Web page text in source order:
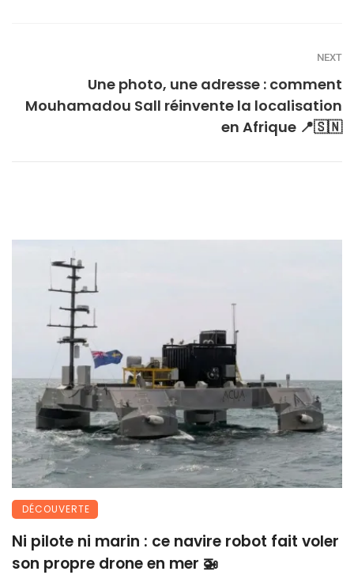
NEXT
Une photo, une adresse : comment
Mouhamadou Sall réinvente la localisation
en Afrique 📍🇸🇳
DÉCOUVERTE
Ni pilote ni marin : ce navire robot fait voler
son propre drone en mer 🚁